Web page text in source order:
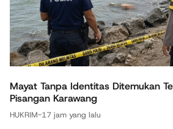
Mayat Tanpa Identitas Ditemukan
Pisangan Karawang
HUKRIM-17 jam yang lalu